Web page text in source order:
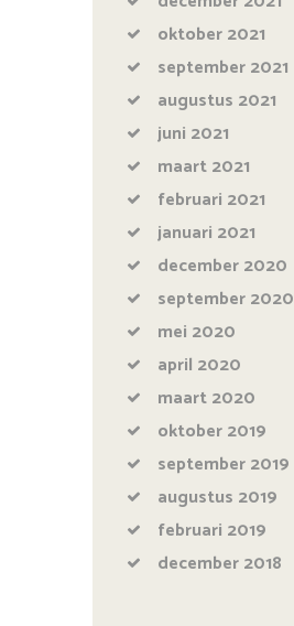
oktober2021
september2021
augustus 2021
juni 2021
maart2021
februari 2021
januari 2021
december2020
september2020
mei 2020
april 2020
maart2020
oktober2019
september2019
augustus 2019
februari 2019
december2018